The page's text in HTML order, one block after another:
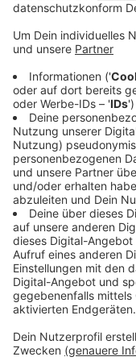
Anzeige
Wenn das Werk
rund um die
die Zahl der
verdoppeln.
diesen
hundert
Wellpappenfabrik
freue man sich
der Politik – aber
gedauert. Das
anderen Standort
nichts Passendes
Anzeige